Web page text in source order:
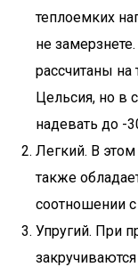
теплоемких
не
рассчитаны
Цельсия, но в
надевать до -
Легкий. В
также
соотношении
Упругий. При